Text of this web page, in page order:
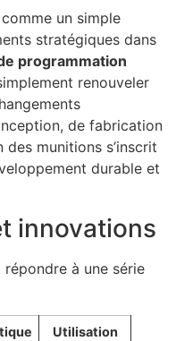
un simple
stratégiques dans
programmation
renouveler
de fabrication
munitions s’inscrit
durable et
innovations
à une série
Utilisation